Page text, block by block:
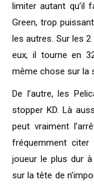
limiter autant qu’il
Green, trop
les autres. Sur les
eux, il tourne en
même chose sur la
De l’autre, les
stopper KD. Là
peut vraiment
fréquemment
joueur le plus dur
sur la tête de